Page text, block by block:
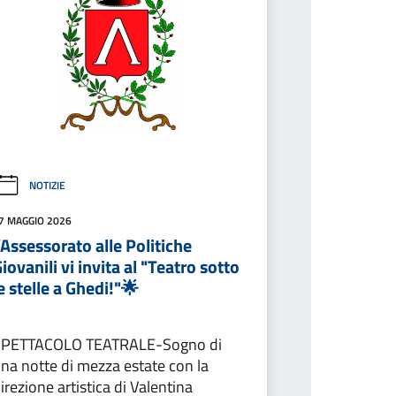
NOTIZIE
MAGGIO 2026
alle Politiche
vi invita al "Teatro sotto
stelle a Ghedi!"🌟
TEATRALE-Sogno di
notte di mezza estate con la
artistica di Valentina